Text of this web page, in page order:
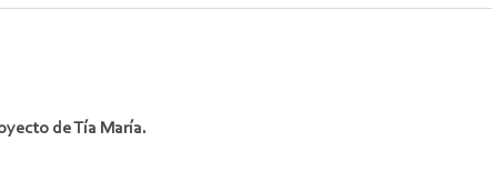
de Tía María.